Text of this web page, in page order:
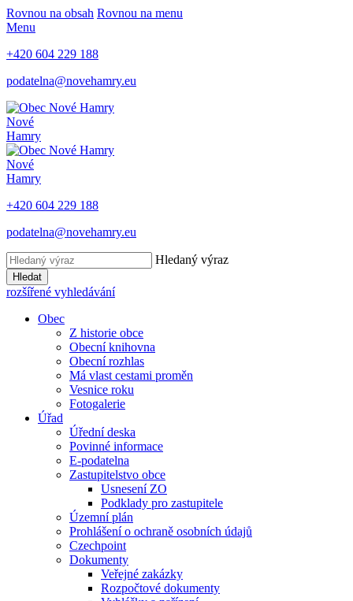
Rovnou na obsah Rovnou na menu
Menu
+420 604 229 188
podatelna@novehamry.eu
Nové
Hamry
Nové
Hamry
+420 604 229 188
podatelna@novehamry.eu
Hledaný výraz
Hledat
rozšířené vyhledávání
Obec
Z historie obce
Obecní knihovna
Obecní rozhlas
Má vlast cestami proměn
Vesnice roku
Fotogalerie
Úřad
Úřední deska
Povinné informace
E-podatelna
Zastupitelstvo obce
Usnesení ZO
Podklady pro zastupitele
Územní plán
Prohlášení o ochraně osobních údajů
Czechpoint
Dokumenty
Veřejné zakázky
Rozpočtové dokumenty